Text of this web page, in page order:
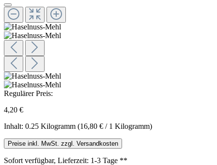
Regulärer Preis:
4,20 €
Inhalt: 0.25 Kilogramm (16,80 € / 1 Kilogramm)
Preise inkl. MwSt. zzgl. Versandkosten
Sofort verfügbar, Lieferzeit: 1-3 Tage **